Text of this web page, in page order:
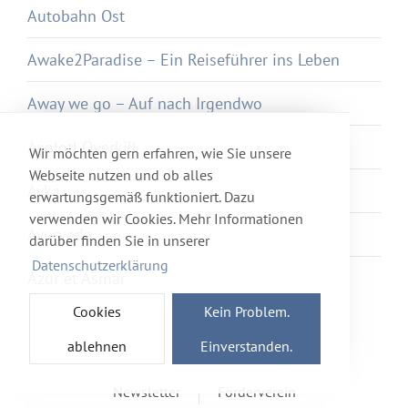
Wir möchten gern erfahren, wie Sie unsere
Webseite nutzen und ob alles
erwartungsgemäß funktioniert. Dazu
verwenden wir Cookies. Mehr Informationen
darüber finden Sie in unserer
Datenschutzerklärung
Cookies
ablehnen
Kein Problem.
Einverstanden.
Autobahn Ost
Awake2Paradise – Ein Reiseführer ins Leben
Away we go – Auf nach Irgendwo
Axolotl Overkill
Ayka
Ayurveda
Newsletter Förderverein